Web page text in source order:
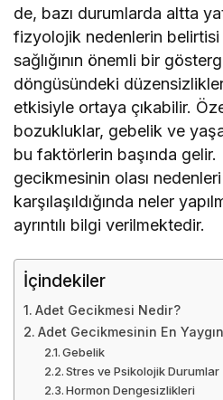
de, bazı durumlarda altta
fizyolojik nedenlerin belirtisi
sağlığının önemli bir
döngüsündeki
etkisiyle ortaya çıkabilir.
bozukluklar, gebelik ve
bu faktörlerin başında gelir.
gecikmesinin olası
karşılaşıldığında neler
ayrıntılı bilgi verilmektedir.
İçindekiler
Adet Gecikmesi Nedir?
Adet Gecikmesinin En
Gebelik
Stres ve Psikolojik Durumlar
Hormon Dengesizlikleri